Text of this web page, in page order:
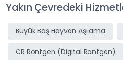
Yakın Çevredeki
Büyük Baş Hayvan Aşılama
CR Röntgen (Digital Röntgen)